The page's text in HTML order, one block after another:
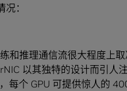
：
和推理通信流很大程度上
以其独特的设计而引人
每个 GPU 可提供惊人的